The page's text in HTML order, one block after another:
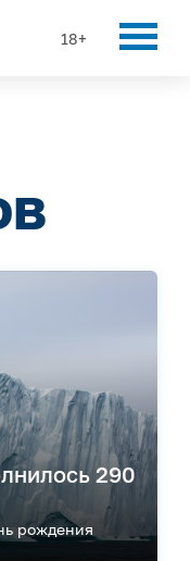
18+
290
рождения